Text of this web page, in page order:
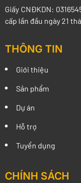
Giấy CNĐKDN:
cấp lần đầu ngày 21
THÔNG TIN
Giới thiệu
Sản phẩm
Dự án
Hỗ trợ
Tuyển dụng
CHÍNH SÁCH